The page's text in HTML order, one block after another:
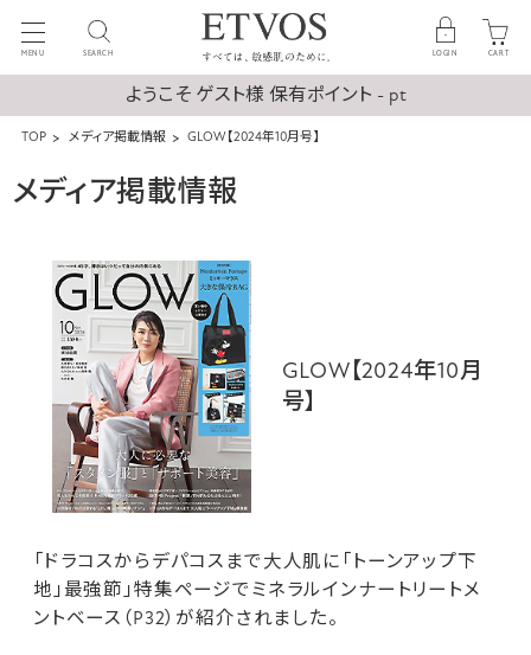
MENU SEARCH LOGIN CART
ようこそ ゲスト様 保有ポイント - pt
TOP メディア掲載情報 GLOW【2024年10月号】
メディア掲載情報
GLOW【2024年10月
号】
「ドラコスからデパコスまで大人肌に「トーンアップ下
地」最強節」特集ページでミネラルインナートリートメ
ントベース （P32）が紹介されました。